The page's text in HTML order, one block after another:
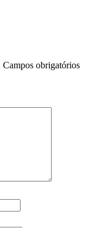
Campos obrigatórios